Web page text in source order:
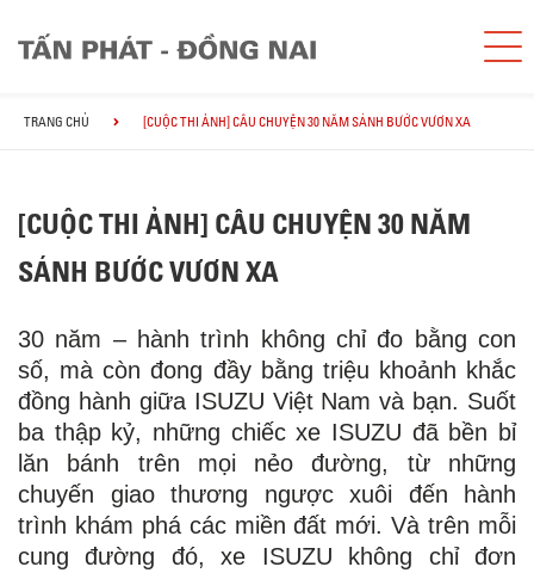
TRANG CHỦ [CUỘC THI ẢNH] CÂU CHUYỆN 30 NĂM SÁNH BƯỚC VƯƠN XA
[CUỘC THI ẢNH] CÂU CHUYỆN 30 NĂM
SÁNH BƯỚC VƯƠN XA
30 năm – hành trình không chỉ đo bằng con
số, mà còn đong đầy bằng triệu khoảnh khắc
đồng hành giữa ISUZU Việt Nam và bạn. Suốt
ba thập kỷ, những chiếc xe ISUZU đã bền bỉ
lăn bánh trên mọi nẻo đường, từ những
chuyến giao thương ngược xuôi đến hành
trình khám phá các miền đất mới. Và trên mỗi
cung đường đó, xe ISUZU không chỉ đơn